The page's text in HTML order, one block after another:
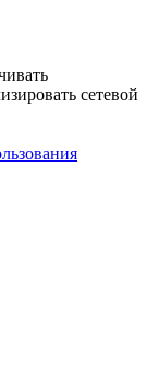
сетевой